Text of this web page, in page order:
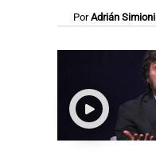
PorAdrián Simioni